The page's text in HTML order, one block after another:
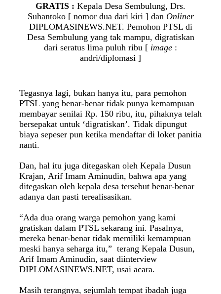
GRATIS : Kepala Desa Sembulung, Drs.
Suhantoko [ nomor dua dari kiri ] dan Onliner
DIPLOMASINEWS.NET. Pemohon PTSL di
Desa Sembulung yang tak mampu, digratiskan
dari seratus lima puluh ribu [ image :
andri/diplomasi ]
Tegasnya lagi, bukan hanya itu, para pemohon
PTSL yang benar-benar tidak punya kemampuan
membayar senilai Rp. 150 ribu, itu, pihaknya telah
bersepakat untuk ‘digratiskan’. Tidak dipungut
biaya sepeser pun ketika mendaftar di loket panitia
nanti.
Dan, hal itu juga ditegaskan oleh Kepala Dusun
Krajan, Arif Imam Aminudin, bahwa apa yang
ditegaskan oleh kepala desa tersebut benar-benar
adanya dan pasti terealisasikan.
“Ada dua orang warga pemohon yang kami
gratiskan dalam PTSL sekarang ini. Pasalnya,
mereka benar-benar tidak memiliki kemampuan
meski hanya seharga itu,” terang Kepala Dusun,
Arif Imam Aminudin, saat diinterview
DIPLOMASINEWS.NET, usai acara.
Masih terangnya, sejumlah tempat ibadah juga